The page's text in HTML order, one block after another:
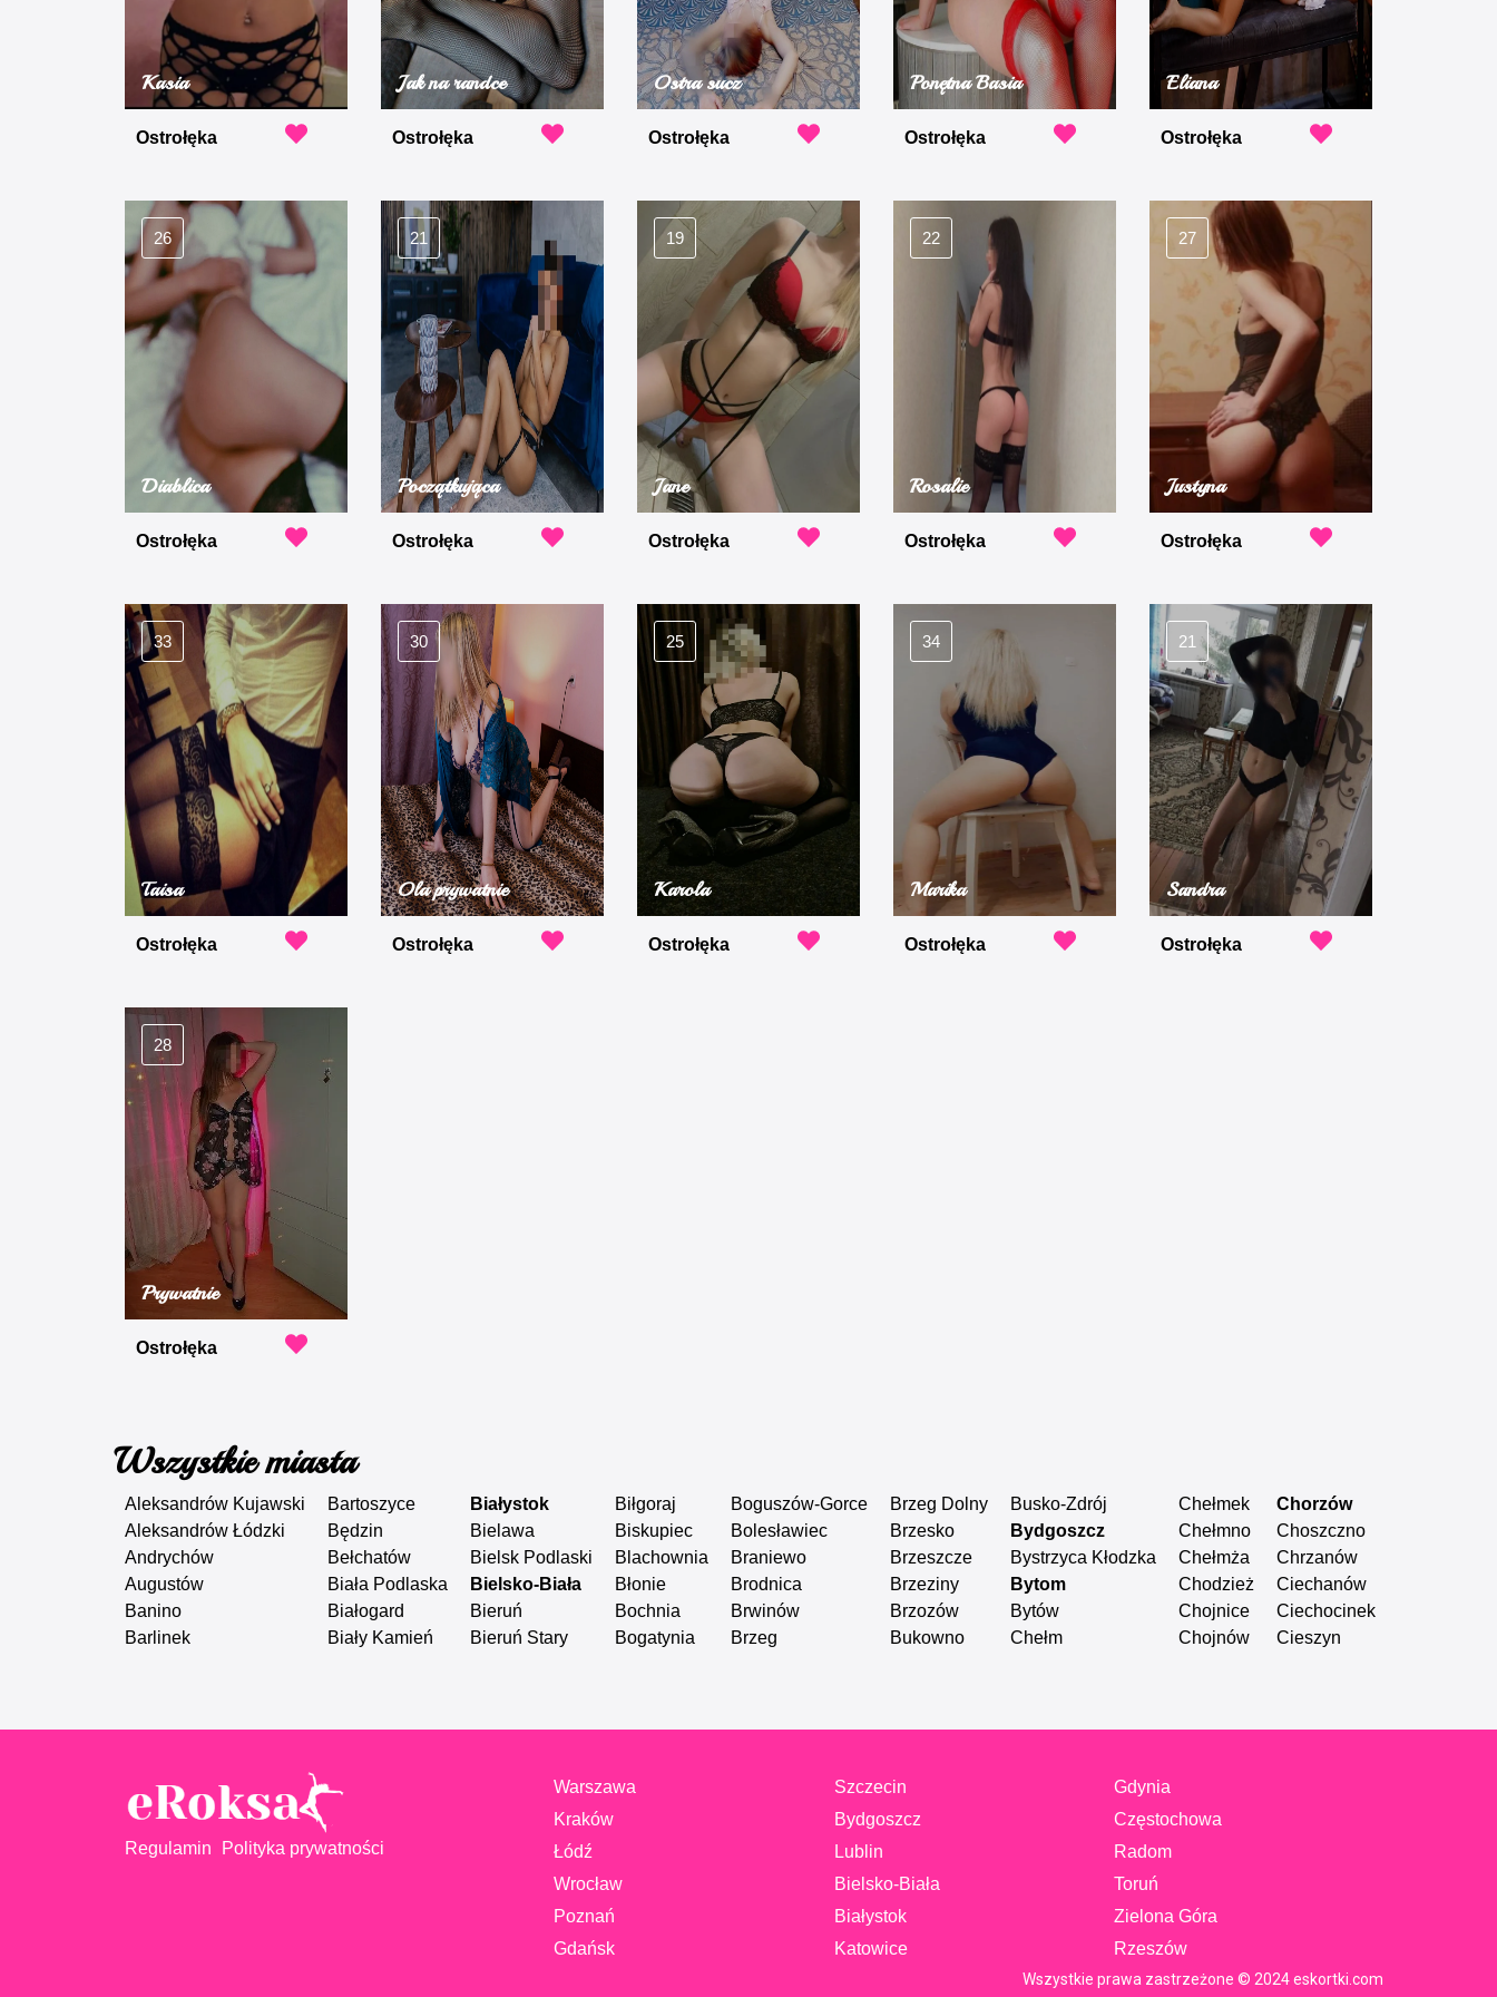
Kasia
Ostrołęka
Jak na randce
Ostrołęka
Ostra sucz
Ostrołęka
Ponętna Basia
Ostrołęka
Eliana
Ostrołęka
26
Diablica
Ostrołęka
21
Początkująca
Ostrołęka
19
Jane
Ostrołęka
22
Rosalie
Ostrołęka
27
Justyna
Ostrołęka
33
Taisa
Ostrołęka
30
Ola prywatnie
Ostrołęka
25
Karola
Ostrołęka
34
Marika
Ostrołęka
21
Sandra
Ostrołęka
28
Prywatnie
Ostrołęka
Wszystkie miasta
Aleksandrów Kujawski
Aleksandrów Łódzki
Andrychów
Augustów
Banino
Barlinek
Bartoszyce
Będzin
Bełchatów
Biała Podlaska
Białogard
Biały Kamień
Białystok
Bielawa
Bielsk Podlaski
Bielsko-Biała
Bieruń
Bieruń Stary
Biłgoraj
Biskupiec
Blachownia
Błonie
Bochnia
Bogatynia
Boguszów-Gorce
Bolesławiec
Braniewo
Brodnica
Brwinów
Brzeg
Brzeg Dolny
Brzesko
Brzeszcze
Brzeziny
Brzozów
Bukowno
Busko-Zdrój
Bydgoszcz
Bystrzyca Kłodzka
Bytom
Bytów
Chełm
Chełmek
Chełmno
Chełmża
Chodzież
Chojnice
Chojnów
Chorzów
Choszczno
Chrzanów
Ciechanów
Ciechocinek
Cieszyn
Regulamin Polityka prywatności
Warszawa
Kraków
Łódź
Wrocław
Poznań
Gdańsk
Szczecin
Bydgoszcz
Lublin
Bielsko-Biała
Białystok
Katowice
Gdynia
Częstochowa
Radom
Toruń
Zielona Góra
Rzeszów
Wszystkie prawa zastrzeżone © 2024 eskortki.com